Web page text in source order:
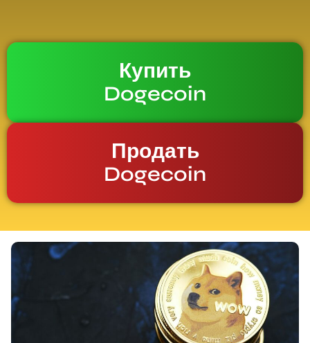
Купить
Dogecoin
Продать
Dogecoin